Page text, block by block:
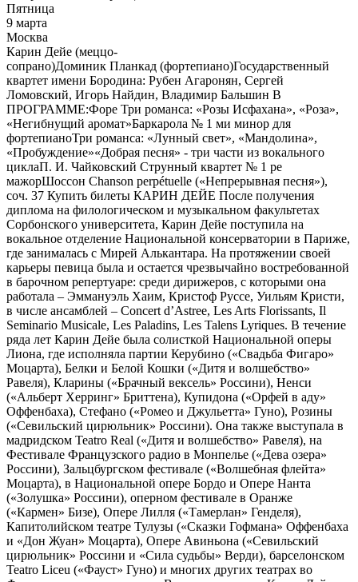
Пятница
9 марта
Москва
Карин Дейе (меццо-
сопрано)Доминик Планкад (фортепиано)Государственный
квартет имени Бородина: Рубен Агаронян, Сергей
Ломовский, Игорь Найдин, Владимир Бальшин В
ПРОГРАММЕ:Форе Три романса: «Розы Исфахана», «Роза»,
«Негибнущий аромат»Баркарола № 1 ми минор для
фортепианоТри романса: «Лунный свет», «Мандолина»,
«Пробуждение»«Добрая песня» - три части из вокального
циклаП. И. Чайковский Струнный квартет № 1 ре
мажорШоссон Chanson perpétuelle («Непрерывная песня»),
соч. 37 Купить билеты КАРИН ДЕЙЕ После получения
диплома на филологическом и музыкальном факультетах
Сорбонского университета, Карин Дейе поступила на
вокальное отделение Национальной консерватории в Париже,
где занималась с Мирей Алькантара. На протяжении своей
карьеры певица была и остается чрезвычайно востребованной
в барочном репертуаре: среди дирижеров, с которыми она
работала – Эммануэль Хаим, Кристоф Руссе, Уильям Кристи,
в числе ансамблей – Concert d’Astree, Les Arts Florissants, Il
Seminario Musicale, Les Paladins, Les Talens Lyriques. В течение
ряда лет Карин Дейе была солисткой Национальной оперы
Лиона, где исполняла партии Керубино («Свадьба Фигаро»
Моцарта), Белки и Белой Кошки («Дитя и волшебство»
Равеля), Кларины («Брачный вексель» Россини), Ненси
(«Альберт Херринг» Бриттена), Купидона («Орфей в аду»
Оффенбаха), Стефано («Ромео и Джульетта» Гуно), Розины
(«Севильский цирюльник» Россини). Она также выступала в
мадридском Teatro Real («Дитя и волшебство» Равеля), на
Фестивале Французского радио в Монпелье («Дева озера»
Россини), Зальцбургском фестивале («Волшебная флейта»
Моцарта), в Национальной опере Бордо и Опере Нанта
(«Золушка» Россини), оперном фестивале в Оранже
(«Кармен» Бизе), Опере Лилля («Тамерлан» Генделя),
Капитолийском театре Тулузы («Сказки Гофмана» Оффенбаха
и «Дон Жуан» Моцарта), Опере Авиньона («Севильский
цирюльник» Россини и «Сила судьбы» Верди), барселонском
Teatro Liceu («Фауст» Гуно) и многих других театрах во